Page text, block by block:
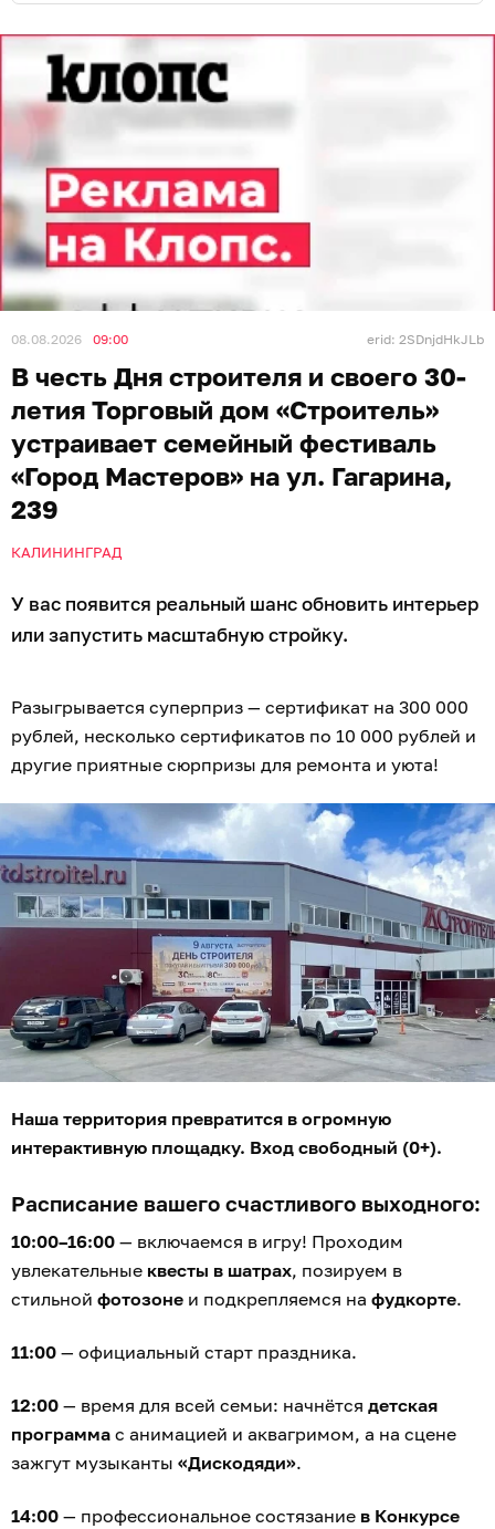
Разыгрывается суперприз — сертификат на 300 000
рублей, несколько сертификатов по 10 000 рублей и
другие приятные сюрпризы для ремонта и уюта!
Наша территория превратится в огромную
интерактивную площадку. Вход свободный (0+).
увлекательныеквесты в шатрах, позируем в
стильнойфотозонеи подкрепляемся на
12:00— время для всей семьи: начнётсядетская
программас анимацией и аквагримом, а на сцене
зажгут музыканты«Дискодяди».
14:00— профессиональное состязаниев Конкурсе
Мастеров.
15:00— музыкальный драйв от группы «КТБ».
— последний шанс сдать заполненные
«Паспорта Мастера».
час икс на главной сцене
! Тот самый
него — раздача пяти утешительных, но очень
приятных сертификатов по 10 000 рублей.
18:00— финал праздника.